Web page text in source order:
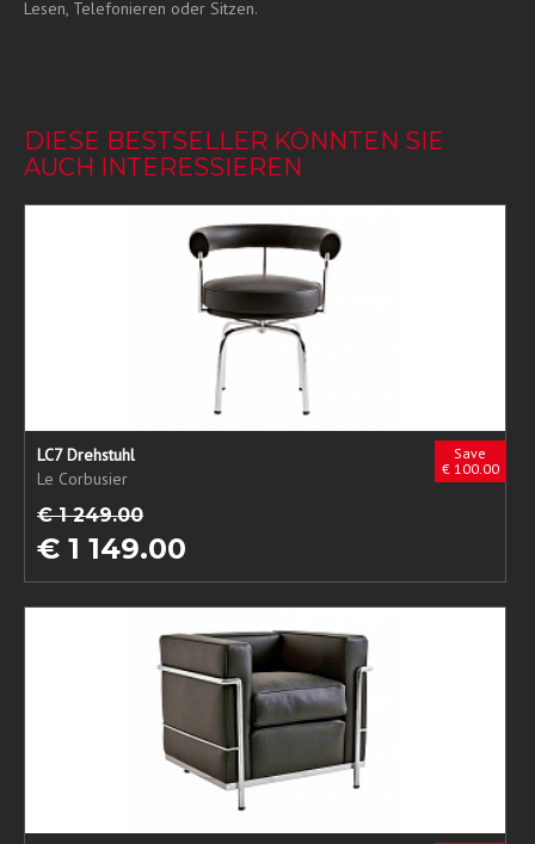
Lesen, Telefonieren oder Sitzen.
DIESE BESTSELLER KÖNNTEN SIE
AUCH INTERESSIEREN
Save
€ 100.00
LC7 Drehstuhl
Le Corbusier
€ 1 249.00
€ 1 149.00